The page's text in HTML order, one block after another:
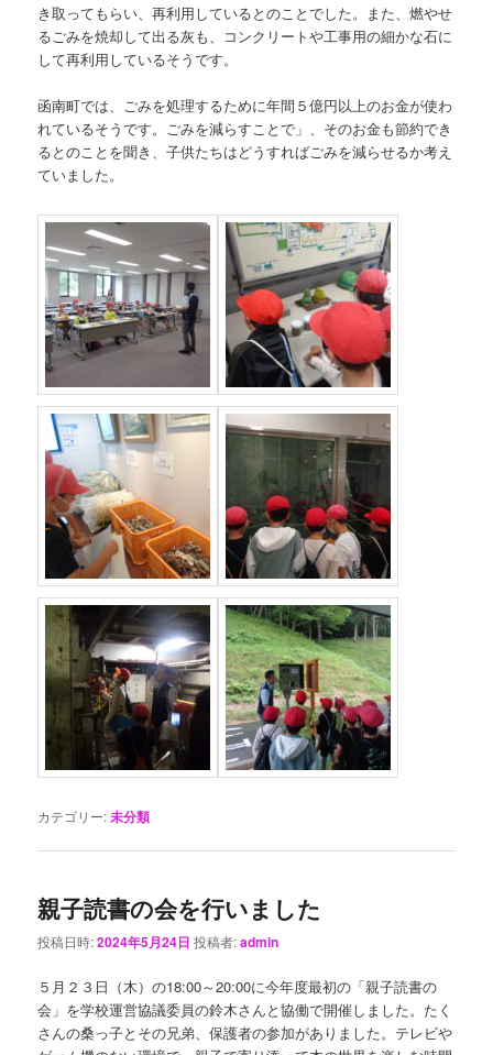
き取ってもらい、再利用しているとのことでした。また、燃やせ
るごみを焼却して出る灰も、コンクリートや工事用の細かな石に
して再利用しているそうです。
函南町では、ごみを処理するために年間５億円以上のお金が使わ
れているそうです。ごみを減らすことで」、そのお金も節約でき
るとのことを聞き、子供たちはどうすればごみを減らせるか考え
ていました。
カテゴリー:未分類
親子読書の会を行いました
投稿日時:2024年5月24日 投稿者:admin
５月２３日（木）の18:00～20:00に今年度最初の「親子読書の
会」を学校運営協議委員の鈴木さんと協働で開催しました。たく
さんの桑っ子とその兄弟、保護者の参加がありました。テレビや